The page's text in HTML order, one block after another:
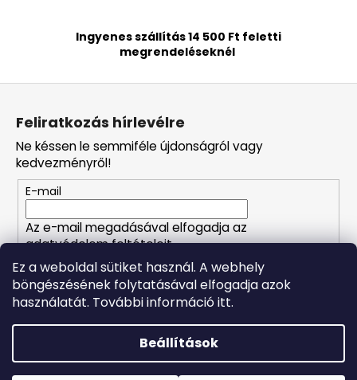
Ez a weboldal sütiket használ. A webhely
böngészésének folytatásával elfogadja azok
használatát. További információ itt.
Beállítások
Forró napokon nem javasoljuk a csomagautomatákba
történő kézbesítést. A magas hőmérsékletre érzékeny
Ingyenes szállítás 14 500 Ft feletti
megrendeléseknél
Feliratkozás hírlevélre
Ne késsen le semmiféle újdonságról vagy
kedvezményről!
E-mail
Az e-mail megadásával elfogadja az
adatvédelem feltételeit.
FELIRATKOZÁS